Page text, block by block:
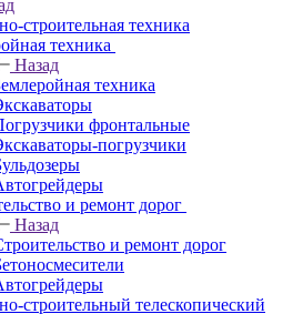
строительная техника
техника
Назад
техника
фронтальные
погрузчики
и ремонт дорог
Назад
и ремонт дорог
строительный телескопический